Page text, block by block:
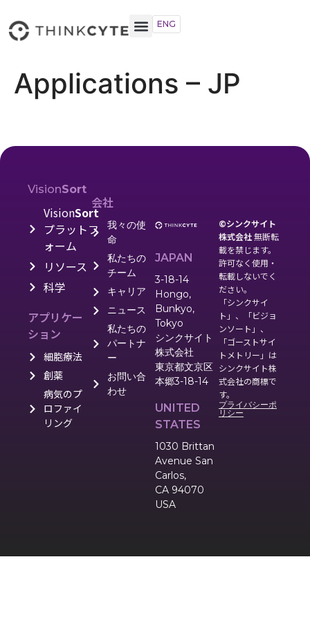
ENG
Applications – JP
VisionSort
VisionSort
プラットフ
ォーム
リソース
科学
アプリケー
ション
細胞療法
創薬
病気のプ
ロファイ
リング
会社
我々の使
命
私たちの
チーム
キャリア
ニュース
私たちの
パートナ
ー
お問い合
わせ
JAPAN
3-18-14
Hongo,
Bunkyo,
Tokyo
シンクサイト
株式会社
東京都文京区
本郷3-18-14
UNITED
STATES
1030 Brittan
Avenue San
Carlos,
CA 94070
USA
©シンクサイト
株式会社無断転
載を禁じます。
許可なく使用・
転載しないでく
ださい。
「シンクサイ
ト」、「ビジョ
ンソート」、
「ゴーストサイ
トメトリー」は
シンクサイト株
式会社の商標で
す。
プライバシーポ
リシー